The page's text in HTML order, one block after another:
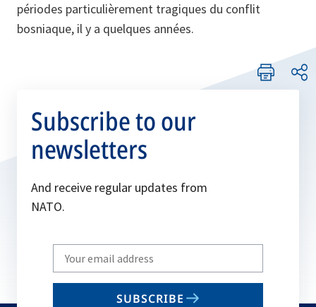
périodes particulièrement tragiques du conflit
bosniaque, il y a quelques années.
Subscribe to our
newsletters
And receive regular updates from
NATO.
Write
your
email
SUBSCRIBE